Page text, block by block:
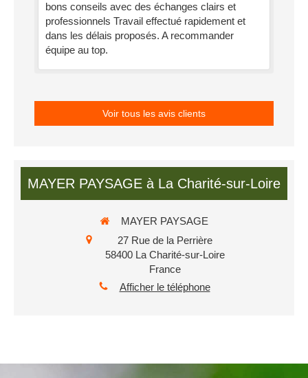
bons conseils avec des échanges clairs et
professionnels Travail effectué rapidement et
dans les délais proposés. A recommander
équipe au top.
Voir tous les avis clients
MAYER PAYSAGE à La Charité-sur-Loire
MAYER PAYSAGE
27 Rue de la Perrière
58400 La Charité-sur-Loire
France
Afficher le téléphone